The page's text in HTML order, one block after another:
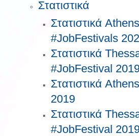
Στατιστικά
Στατιστικά
#JobFestivals
Στατιστικά
#JobFestival
Στατιστικά
2019
Στατιστικά
#JobFestival